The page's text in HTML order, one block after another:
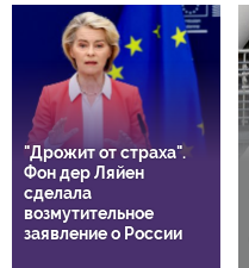
"Дрожит от страха".
Фон дер Ляйен
сделала
возмутительное
заявление о России